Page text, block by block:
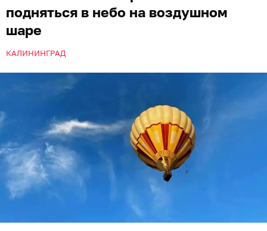
подняться в небо на воздушном
шаре
КАЛИНИНГРАД